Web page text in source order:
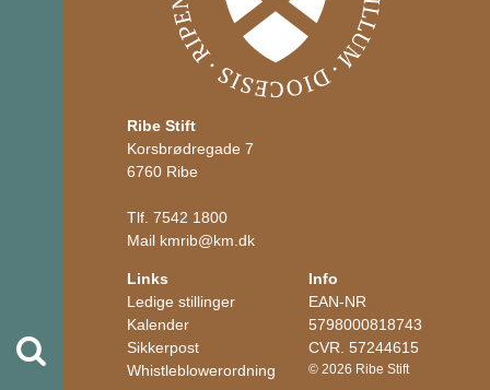
Ribe Stift
Korsbrødregade 7
6760 Ribe
Tlf.7542 1800
Mail kmrib@km.dk
Links
Ledige stillinger
Kalender
Sikkerpost
Whistleblowerordning
Info
EAN-NR
5798000818743
CVR. 57244615
© 2026 Ribe Stift